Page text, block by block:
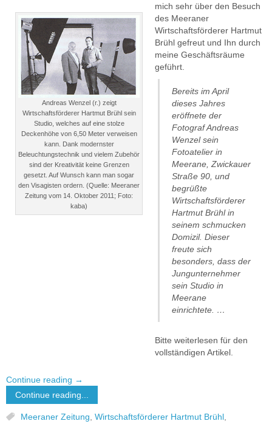
Andreas Wenzel (r.) zeigt
Wirtschaftsförderer Hartmut Brühl sein
Studio, welches auf eine stolze
Deckenhöhe von 6,50 Meter verweisen
kann. Dank modernster
Beleuchtungstechnik und vielem Zubehör
sind der Kreativität keine Grenzen
gesetzt. Auf Wunsch kann man sogar
den Visagisten ordern. (Quelle: Meeraner
Zeitung vom 14. Oktober 2011; Foto:
kaba)
mich sehr über den Besuch
des Meeraner
Wirtschaftsförderer Hartmut
Brühl gefreut und Ihn durch
meine Geschäftsräume
geführt.
Bereits im April
dieses Jahres
eröffnete der
Fotograf Andreas
Wenzel sein
Fotoatelier in
Meerane, Zwickauer
Straße 90, und
begrüßte
Wirtschaftsförderer
Hartmut Brühl in
seinem schmucken
Domizil. Dieser
freute sich
besonders, dass der
Jungunternehmer
sein Studio in
Meerane
einrichtete. …
Bitte weiterlesen für den
vollständigen Artikel.
Continue reading →
Continue reading...
Meeraner Zeitung, Wirtschaftsförderer Hartmut Brühl,